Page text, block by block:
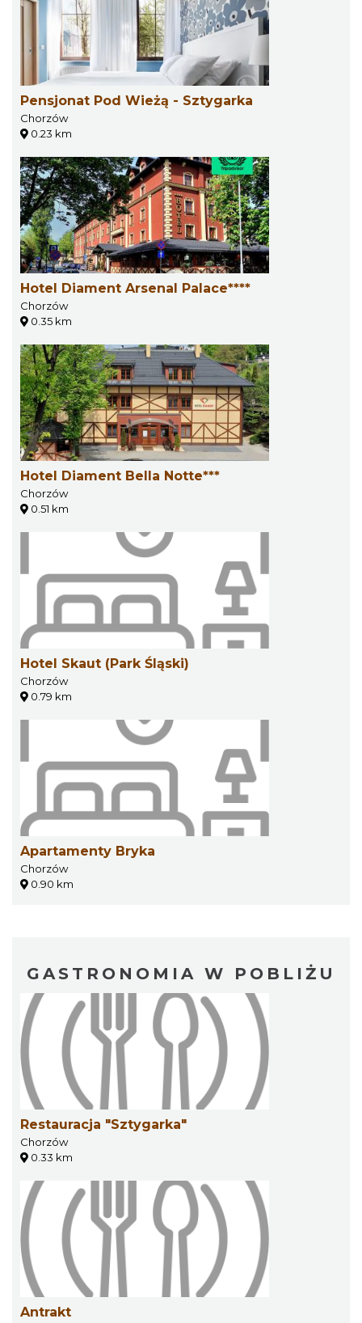
Pensjonat Pod Wieżą - Sztygarka
Chorzów
0.23 km
Hotel Diament Arsenal Palace****
Chorzów
0.35 km
Hotel Diament Bella Notte***
Chorzów
0.51 km
Hotel Skaut (Park Śląski)
Chorzów
0.79 km
Apartamenty Bryka
Chorzów
0.90 km
GASTRONOMIA W POBLIŻU
Restauracja "Sztygarka"
Chorzów
0.33 km
Antrakt